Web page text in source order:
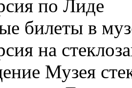
по Лиде
билеты в
на
Музея